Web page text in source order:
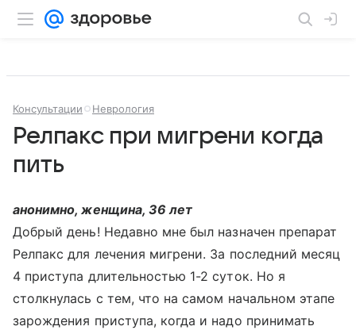
Консультации Неврология
Релпакс при мигрени когда
пить
анонимно, женщина, 36 лет
Добрый день! Недавно мне был назначен препарат
Релпакс для лечения мигрени. За последний месяц
4 приступа длительностью 1-2 суток. Но я
столкнулась с тем, что на самом начальном этапе
зарождения приступа, когда и надо принимать